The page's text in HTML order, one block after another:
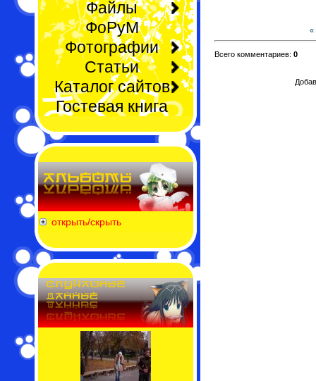
Файлы
ФоРуМ
Фотографии
Статьи
Каталог сайтов
Гостевая книга
открыть/скрыть
«
Всего комментариев: 0